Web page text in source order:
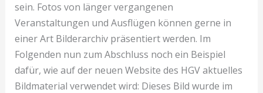
sein. Fotos von länger vergangenen
Veranstaltungen und Ausflügen können gerne in
einer Art Bilderarchiv präsentiert werden. Im
Folgenden nun zum Abschluss noch ein Beispiel
dafür, wie auf der neuen Website des HGV aktuelles
Bildmaterial verwendet wird: Dieses Bild wurde im